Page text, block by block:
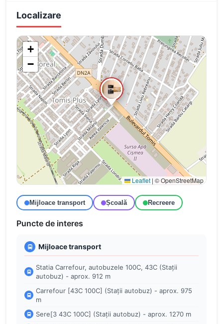
Localizare
+
−
Leaflet | © OpenStreetMap
Mijloace transport Școală Recreere
Puncte de interes
Mijloace transport
Statia Carrefour, autobuzele 100C, 43C (Stații
autobuz) - aprox. 912 m
Carrefour [43C 100C] (Stații autobuz) - aprox. 975
m
Sere[3 43C 100C] (Stații autobuz) - aprox. 1270 m